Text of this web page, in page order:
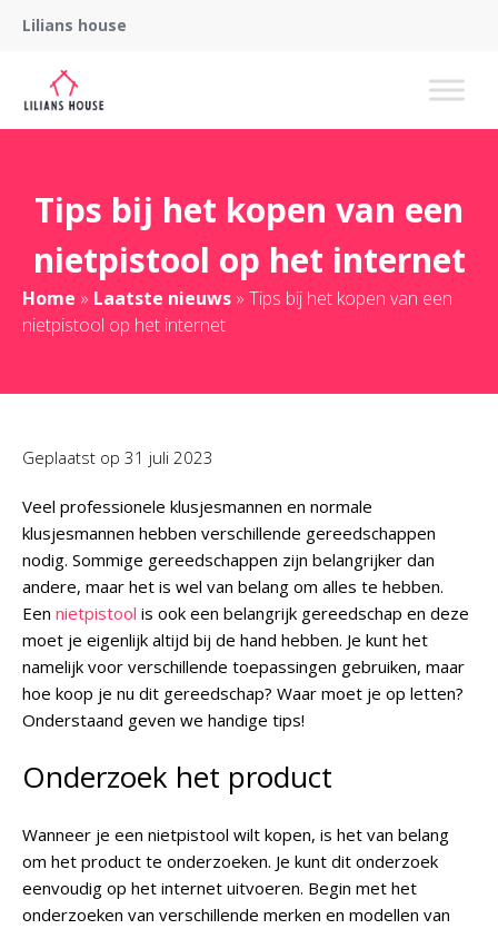
Lilians house
Tips bij het kopen van een
nietpistool op het internet
Home » Laatste nieuws » Tips bij het kopen van een
nietpistool op het internet
Geplaatst op 31 juli 2023
Veel professionele klusjesmannen en normale
klusjesmannen hebben verschillende gereedschappen
nodig. Sommige gereedschappen zijn belangrijker dan
andere, maar het is wel van belang om alles te hebben.
Een nietpistool is ook een belangrijk gereedschap en deze
moet je eigenlijk altijd bij de hand hebben. Je kunt het
namelijk voor verschillende toepassingen gebruiken, maar
hoe koop je nu dit gereedschap? Waar moet je op letten?
Onderstaand geven we handige tips!
Onderzoek het product
Wanneer je een nietpistool wilt kopen, is het van belang
om het product te onderzoeken. Je kunt dit onderzoek
eenvoudig op het internet uitvoeren. Begin met het
onderzoeken van verschillende merken en modellen van